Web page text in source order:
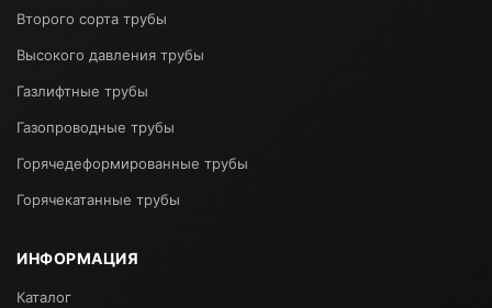
Второго сорта трубы
Высокого давления трубы
Газлифтные трубы
Газопроводные трубы
Горячедеформированные трубы
Горячекатанные трубы
ИНФОРМАЦИЯ
Каталог